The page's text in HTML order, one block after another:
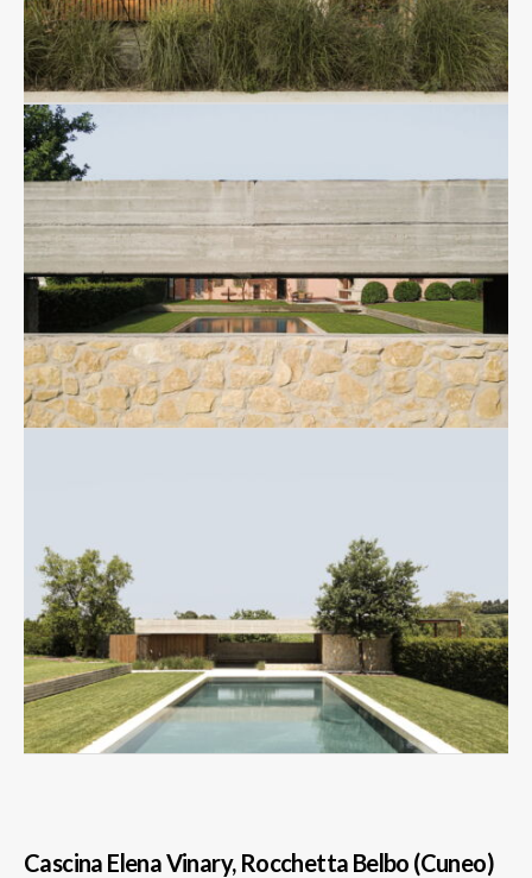
Cascina Elena Vinary, Rocchetta Belbo (Cuneo)